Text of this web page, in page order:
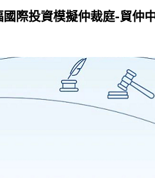
際投資模擬仲裁庭-貿仲